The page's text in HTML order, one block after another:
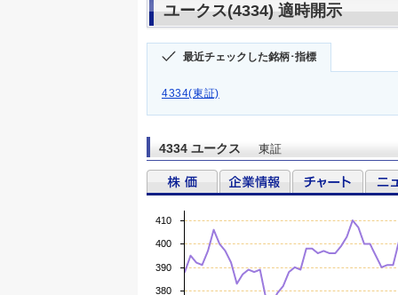
ユークス(4334) 適時開示
最近チェックした銘柄･指標
4334(東証)
4334 ユークス 東証